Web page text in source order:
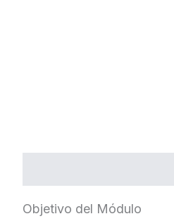
Objetivo del Módulo